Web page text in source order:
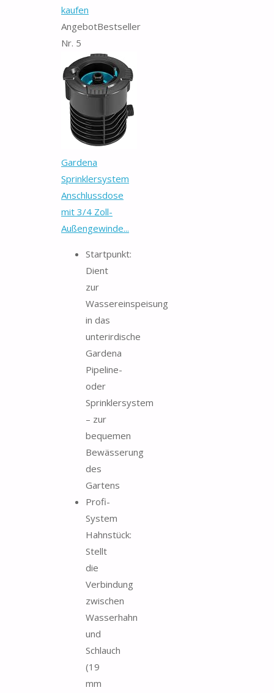
kaufen
AngebotBestseller
Nr. 5
Gardena
Sprinklersystem
Anschlussdose
mit 3/4 Zoll-
Außengewinde...
Startpunkt:
Dient
zur
Wassereinspeisung
in das
unterirdische
Gardena
Pipeline-
oder
Sprinklersystem
– zur
bequemen
Bewässerung
des
Gartens
Profi-
System
Hahnstück:
Stellt
die
Verbindung
zwischen
Wasserhahn
und
Schlauch
(19
mm